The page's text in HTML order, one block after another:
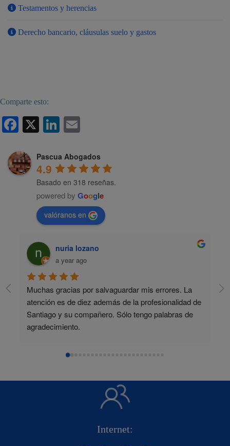
Testamentos y herencias
Derecho bancario, cláusulas suelo y gastos
¿Alguna
Comparte esto:
Facebook
X LinkedIn
Pascua Abogados
4.9
Basado en 318 reseñas.
powered by Google
valóranos en
nuria lozano
a year ago
Muchas gracias por salvaguardar mis errores. La
atención es de diez además de la profesionalidad de
Santiago y su compañero. Sólo tengo palabras de
agradecimiento.
Internet: